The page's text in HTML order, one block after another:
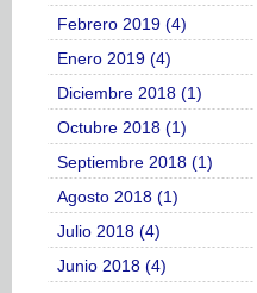
Febrero 2019 (4)
Enero 2019 (4)
Diciembre 2018 (1)
Octubre 2018 (1)
Septiembre 2018 (1)
Agosto 2018 (1)
Julio 2018 (4)
Junio 2018 (4)